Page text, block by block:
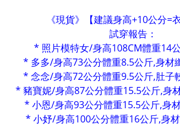
《現貨》【建議身高+10公分=
試穿報告：
* 照片模特女/身高108CM體重14
* 多多/身高73公分體重8.5公斤,身材
* 念念/身高72公分體重9.5公斤,肚子
* 豬寶妮/身高87公分體重15.5公斤,身
* 小恩/身高93公分體重15.5公斤,身
* 小妤/身高100公分體重16公斤,身